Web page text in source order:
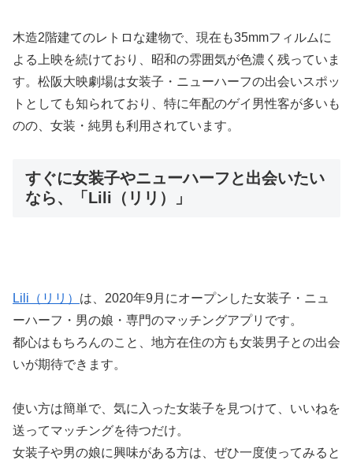
木造2階建てのレトロな建物で、現在も35mmフィルムに
よる上映を続けており、昭和の雰囲気が色濃く残っていま
す。松阪大映劇場は女装子・ニューハーフの出会いスポッ
トとしても知られており、特に年配のゲイ男性客が多いも
のの、女装・純男も利用されています。
すぐに女装子やニューハーフと出会いたい
なら、「Lili（リリ）」
Lili（リリ） は、2020年9月にオープンした女装子・ニュ
ーハーフ・男の娘・専門のマッチングアプリです。
都心はもちろんのこと、地方在住の方も女装男子との出会
いが期待できます。
使い方は簡単で、気に入った女装子を見つけて、いいねを
送ってマッチングを待つだけ。
女装子や男の娘に興味がある方は、ぜひ一度使ってみると